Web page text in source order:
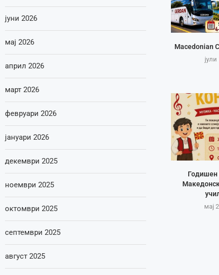
Macedonian
Годишен
мај
јуни 2026
мај 2026
април 2026
март 2026
февруари 2026
јануари 2026
декември 2025
ноември 2025
октомври 2025
септември 2025
август 2025